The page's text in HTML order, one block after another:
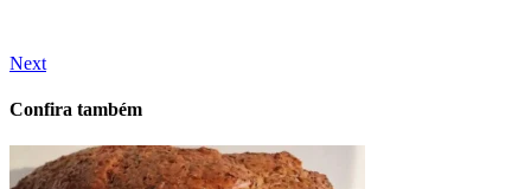
Next
Confira também